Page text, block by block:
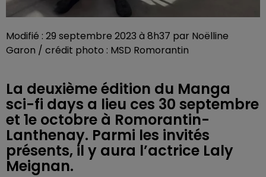
Modifié : 29 septembre 2023 à 8h37 par Noëlline
Garon / crédit photo : MSD Romorantin
La deuxième édition du Manga
sci-fi days a lieu ces 30 septembre
et 1e octobre à Romorantin-
Lanthenay. Parmi les invités
présents, il y aura l’actrice Laly
Meignan.